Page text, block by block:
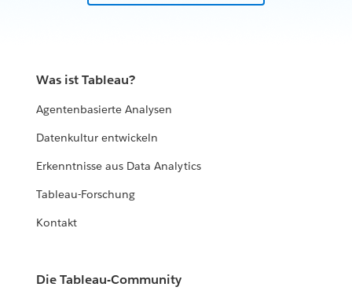
Was ist Tableau?
Agentenbasierte Analysen
Datenkultur entwickeln
Erkenntnisse aus Data Analytics
Tableau-Forschung
Kontakt
Die Tableau-Community